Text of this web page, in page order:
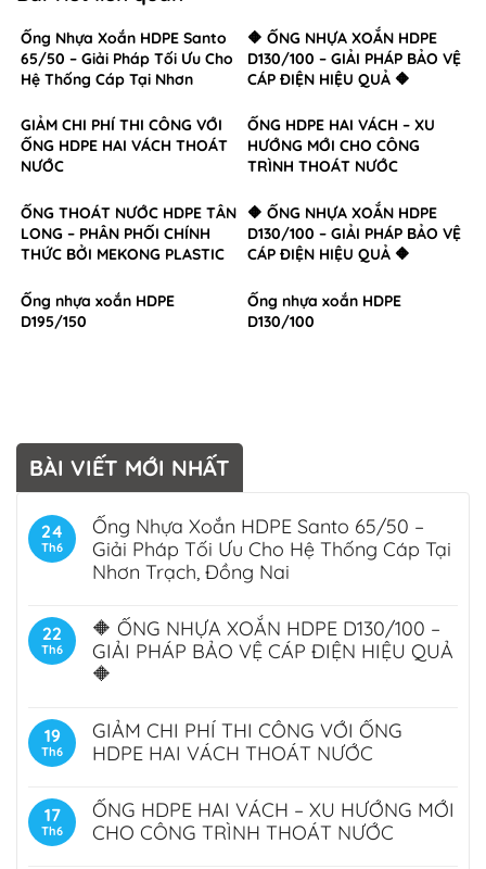
Ống Nhựa Xoắn HDPE Santo
65/50 – Giải Pháp Tối Ưu Cho
Hệ Thống Cáp Tại Nhơn
🔶 ỐNG NHỰA XOẮN HDPE
D130/100 – GIẢI PHÁP BẢO VỆ
CÁP ĐIỆN HIỆU QUẢ 🔶
GIẢM CHI PHÍ THI CÔNG VỚI
ỐNG HDPE HAI VÁCH THOÁT
NƯỚC
ỐNG HDPE HAI VÁCH – XU
HƯỚNG MỚI CHO CÔNG
TRÌNH THOÁT NƯỚC
ỐNG THOÁT NƯỚC HDPE TÂN
LONG – PHÂN PHỐI CHÍNH
THỨC BỞI MEKONG PLASTIC
🔶 ỐNG NHỰA XOẮN HDPE
D130/100 – GIẢI PHÁP BẢO VỆ
CÁP ĐIỆN HIỆU QUẢ 🔶
Ống nhựa xoắn HDPE
D195/150
Ống nhựa xoắn HDPE
D130/100
BÀI VIẾT MỚI NHẤT
24
Th6
Ống Nhựa Xoắn HDPE Santo 65/50 –
Giải Pháp Tối Ưu Cho Hệ Thống Cáp Tại
Nhơn Trạch, Đồng Nai
22
Th6
🔶 ỐNG NHỰA XOẮN HDPE D130/100 –
GIẢI PHÁP BẢO VỆ CÁP ĐIỆN HIỆU QUẢ
🔶
19
Th6
GIẢM CHI PHÍ THI CÔNG VỚI ỐNG
HDPE HAI VÁCH THOÁT NƯỚC
17
Th6
ỐNG HDPE HAI VÁCH – XU HƯỚNG MỚI
CHO CÔNG TRÌNH THOÁT NƯỚC